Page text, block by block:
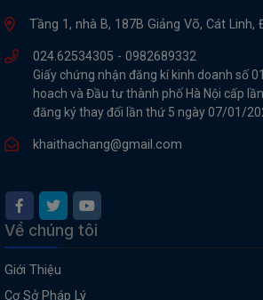
Tầng 1, nhà B, 187B Giảng Võ, Cát Linh,
024.62534305 - 0982689332
Giấy chứng nhận đăng kí kinh doanh số
hoach và Đầu tư thành phố Hà Nội cấp
đăng ký thay đổi lần thứ 5 ngày 07/01/
khaithachang@gmail.com
Về chúng tôi
Giới Thiệu
Cơ Sở Pháp Lý